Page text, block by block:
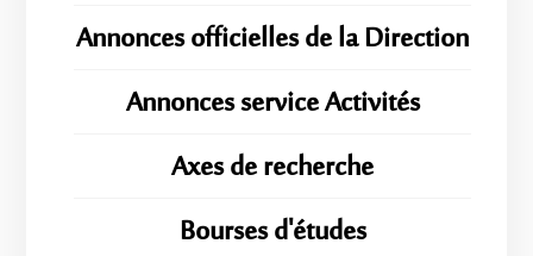
Annonces officielles de la Direction
Annonces service Activités
Axes de recherche
Bourses d'études